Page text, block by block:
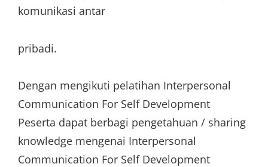
komunikasi antar
pribadi.
Dengan mengikuti pelatihan Interpersonal
Communication For Self Development
Peserta dapat berbagi pengetahuan / sharing
knowledge mengenai Interpersonal
Communication For Self Development